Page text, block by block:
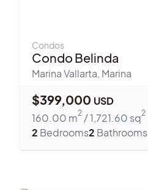
Condos
Condo Belinda
Marina Vallarta, Marina
$399,000 USD
160.00 m2 /1,721.60 sq2
2 Bedrooms2 Bathrooms